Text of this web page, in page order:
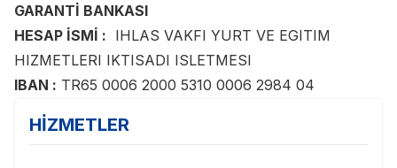
GARANTİ BANKASI
HESAP İSMİ : IHLAS VAKFI YURT VE EGITIM
HIZMETLERI IKTISADI ISLETMESI
IBAN : TR65 0006 2000 5310 0006 2984 04
HİZMETLER